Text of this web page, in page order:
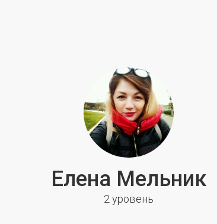
Елена Мельник
2 уровень